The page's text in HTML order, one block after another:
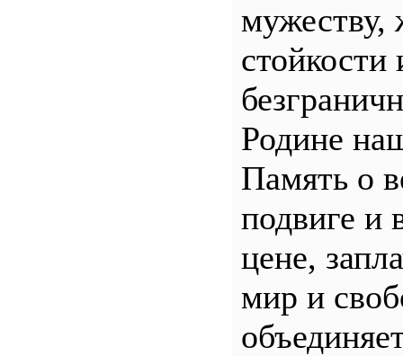
мужеству,
стойкости
Родине
Память о
подвиге и
цене,
мир и